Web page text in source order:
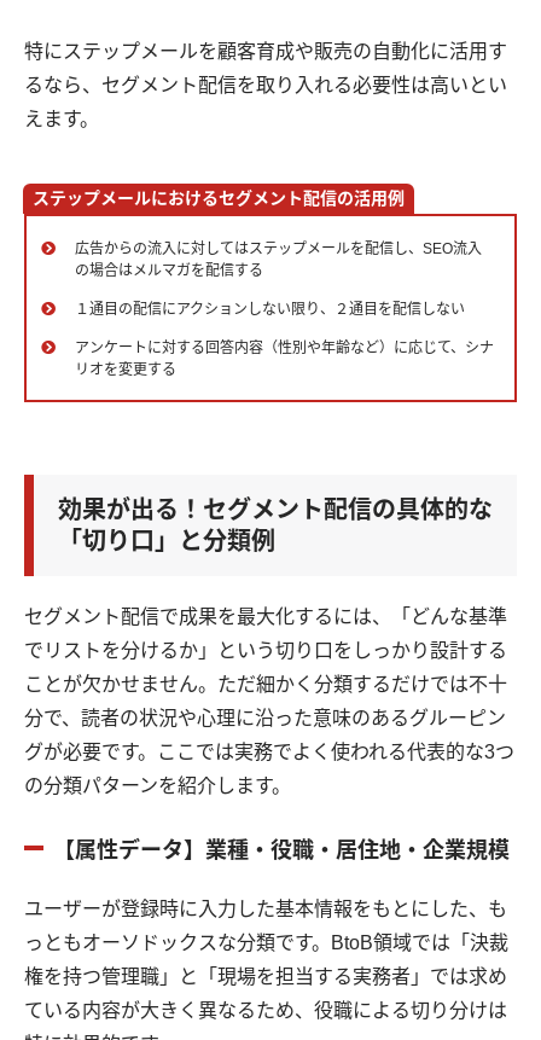
特にステップメールを顧客育成や販売の自動化に活用す
るなら、セグメント配信を取り入れる必要性は高いとい
えます。
ステップメールにおけるセグメント配信の活用例
広告からの流入に対してはステップメールを配信し、SEO流入
の場合はメルマガを配信する
１通目の配信にアクションしない限り、２通目を配信しない
アンケートに対する回答内容（性別や年齢など）に応じて、シナ
リオを変更する
効果が出る！セグメント配信の具体的な
「切り口」と分類例
セグメント配信で成果を最大化するには、「どんな基準
でリストを分けるか」という切り口をしっかり設計する
ことが欠かせません。ただ細かく分類するだけでは不十
分で、読者の状況や心理に沿った意味のあるグルーピン
グが必要です。ここでは実務でよく使われる代表的な3つ
の分類パターンを紹介します。
【属性データ】業種・役職・居住地・企業規模
ユーザーが登録時に入力した基本情報をもとにした、も
っともオーソドックスな分類です。BtoB領域では「決裁
権を持つ管理職」と「現場を担当する実務者」では求め
ている内容が大きく異なるため、役職による切り分けは